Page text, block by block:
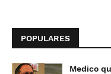
POPULARES
Medico